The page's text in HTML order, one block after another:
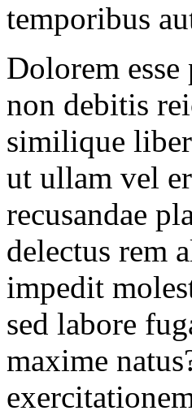
temporibus
Dolorem
non debitis
similique
ut ullam vel
recusandae
delectus rem
impedit
sed labore
maxime